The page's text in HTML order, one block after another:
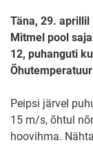
Täna, 29.
Mitmel pool
12, puhanguti
Peipsi järvel
15 m/s, õhtul
hoovihma.